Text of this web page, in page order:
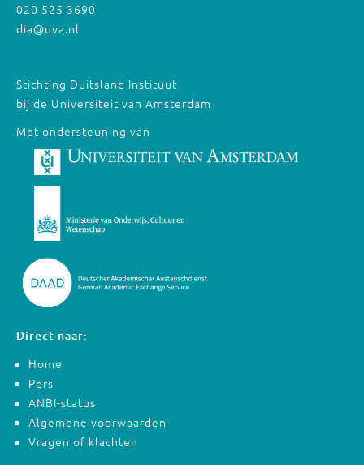
020 525 3690
dia@uva.nl
Stichting Duitsland Instituut
bij de Universiteit van Amsterdam
Met ondersteuning van
Direct naar:
Home
Pers
ANBI-status
Algemene voorwaarden
Vragen of klachten